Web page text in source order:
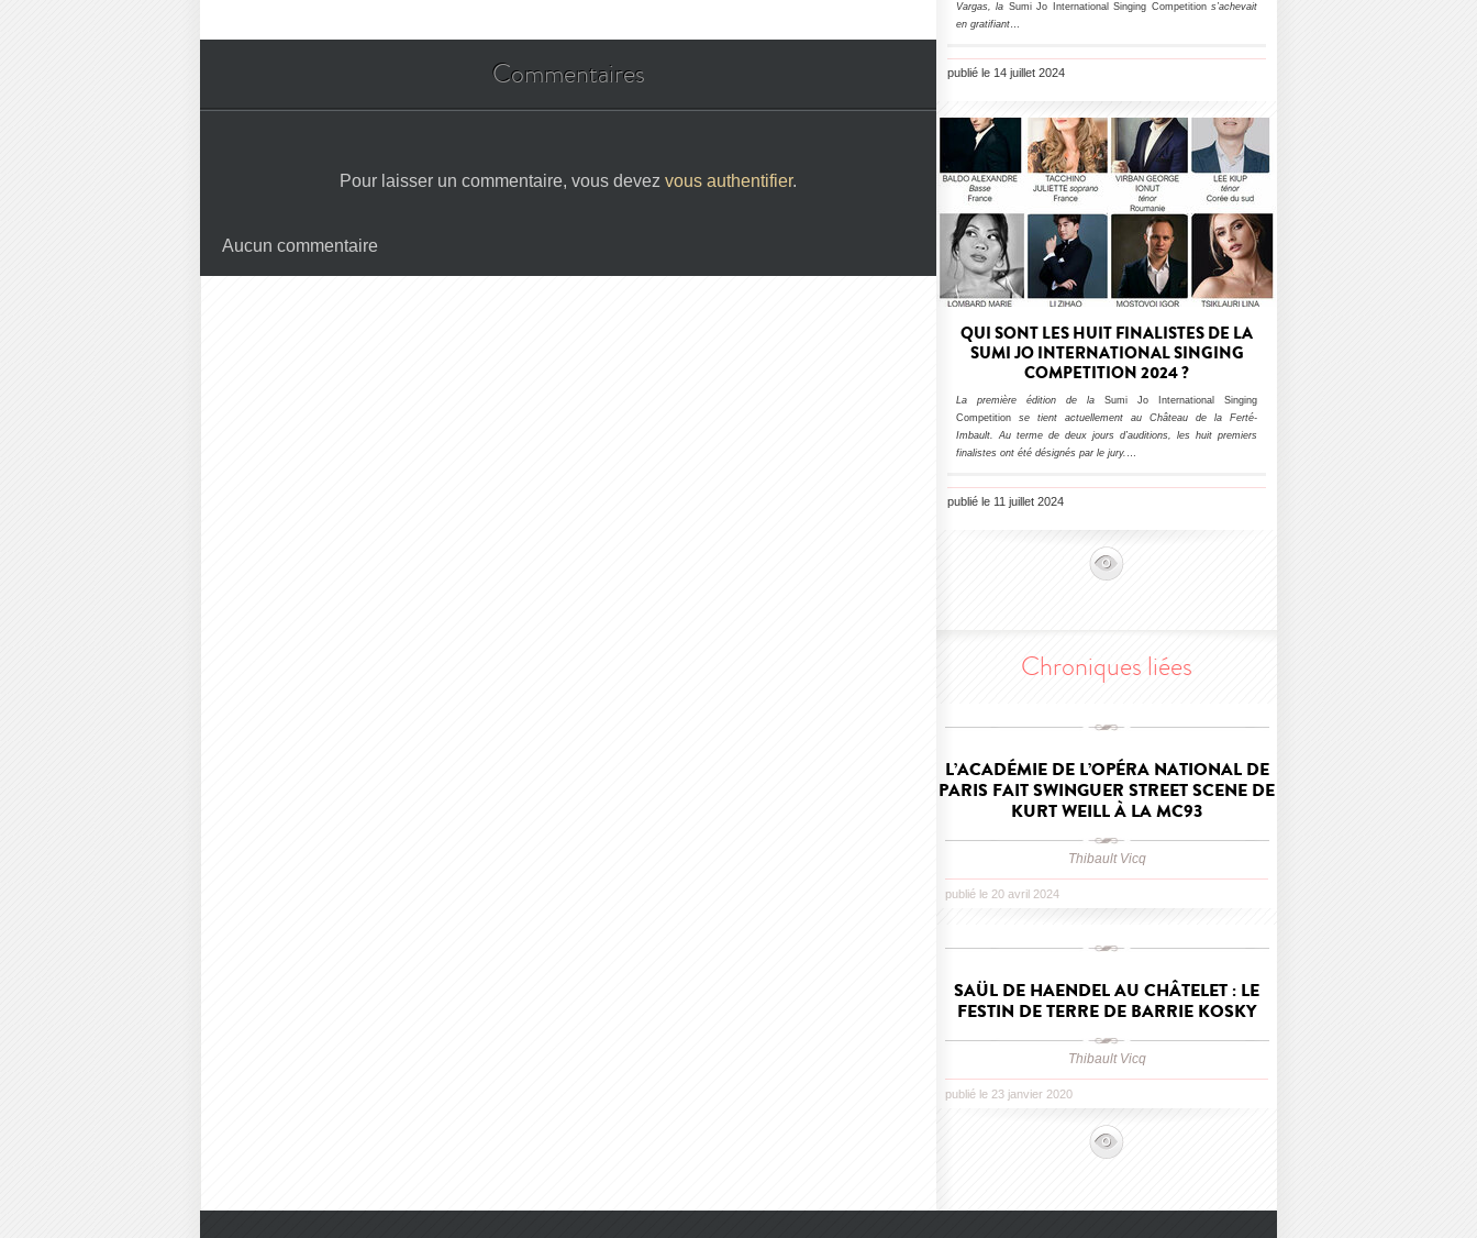
Commentaires
Pour laisser un commentaire, vous devez vous authentifier.
Aucun commentaire
Vargas, la Sumi Jo International Singing Competitions’achevait
en gratifiant…
publié le 14 juillet 2024
QUI SONT LES HUIT FINALISTES DE LA
SUMI JO INTERNATIONAL SINGING
COMPETITION 2024 ?
La première édition de la Sumi Jo International Singing
Competition se tient actuellement au Château de la Ferté-
Imbault. Au terme de deux jours d’auditions, les huit premiers
finalistes ont été désignés par le jury. …
publié le 11 juillet 2024
Chroniques liées
L’ACADÉMIE DE L’OPÉRA NATIONAL DE
PARIS FAIT SWINGUER STREET SCENE DE
KURT WEILL À LA MC93
Thibault Vicq
publié le 20 avril 2024
SAÜL DE HAENDEL AU CHÂTELET : LE
FESTIN DE TERRE DE BARRIE KOSKY
Thibault Vicq
publié le 23 janvier 2020